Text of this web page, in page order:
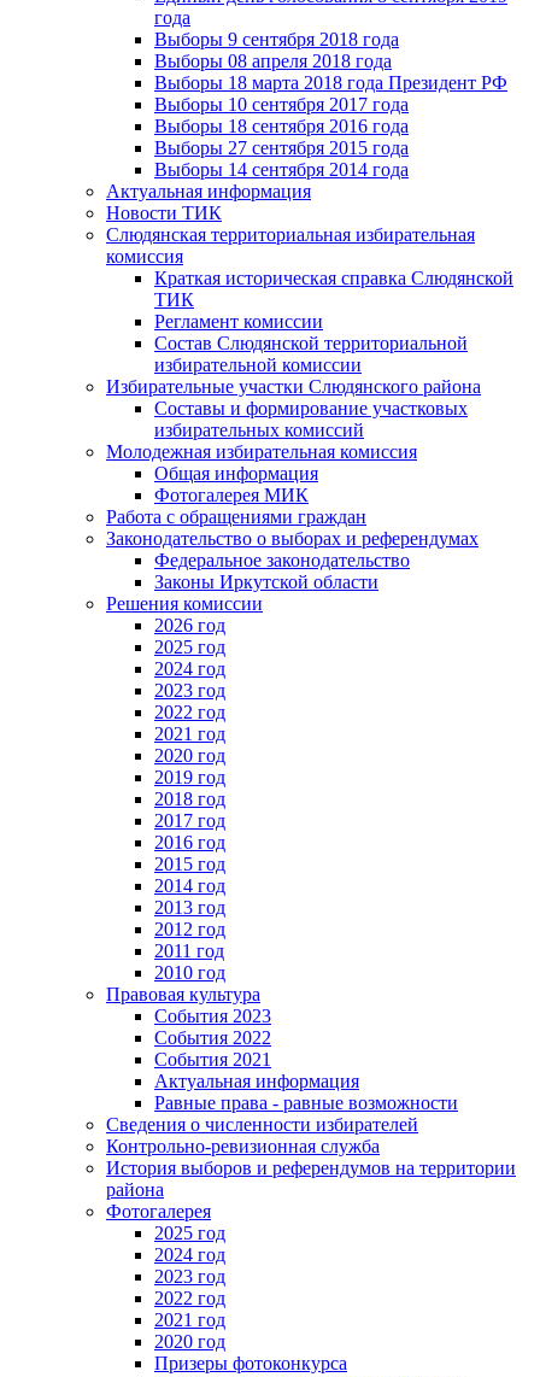
года
Выборы 9 сентября 2018 года
Выборы 08 апреля 2018 года
Выборы 18 марта 2018 года Президент РФ
Выборы 10 сентября 2017 года
Выборы 18 сентября 2016 года
Выборы 27 сентября 2015 года
Выборы 14 сентября 2014 года
Актуальная информация
Новости ТИК
Слюдянская территориальная избирательная
комиссия
Краткая историческая справка Слюдянской
ТИК
Регламент комиссии
Состав Слюдянской территориальной
избирательной комиссии
Избирательные участки Слюдянского района
Составы и формирование участковых
избирательных комиссий
Молодежная избирательная комиссия
Общая информация
Фотогалерея МИК
Работа с обращениями граждан
Законодательство о выборах и референдумах
Федеральное законодательство
Законы Иркутской области
Решения комиссии
2026 год
2025 год
2024 год
2023 год
2022 год
2021 год
2020 год
2019 год
2018 год
2017 год
2016 год
2015 год
2014 год
2013 год
2012 год
2011 год
2010 год
Правовая культура
События 2023
События 2022
События 2021
Актуальная информация
Равные права - равные возможности
Сведения о численности избирателей
Контрольно-ревизионная служба
История выборов и референдумов на территории
района
Фотогалерея
2025 год
2024 год
2023 год
2022 год
2021 год
2020 год
Призеры фотоконкурса